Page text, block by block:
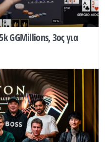
GGMillions, 3oς για